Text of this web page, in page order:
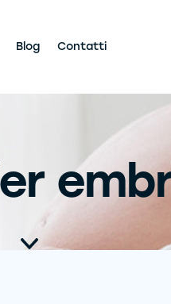
Blog Contatti